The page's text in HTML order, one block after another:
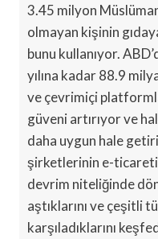
3.45 milyon
olmayan kişinin
bunu kullanıyor.
yılına kadar 88.9
ve çevrimiçi
güveni artırıyor ve
daha uygun hale
şirketlerinin e-ticareti
devrim niteliğinde
aştıklarını ve çeşitli
karşıladıklarını